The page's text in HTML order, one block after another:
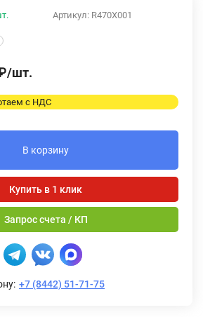
Артикул: R470X001
/шт.
с НДС
В корзину
Купить в 1 клик
Запрос счета / КП
+7 (8442) 51-71-75